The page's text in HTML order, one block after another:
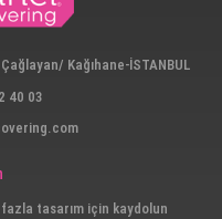
Kağıhane-İSTANBUL
40 03
tasarım için kaydolun